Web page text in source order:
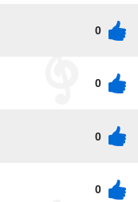
0
0
0
0